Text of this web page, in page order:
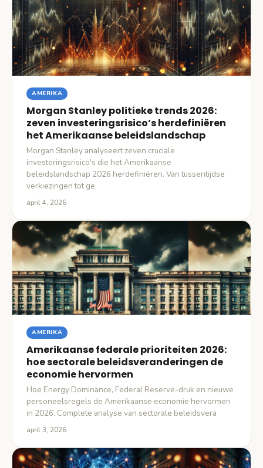
AMERIKA
Morgan Stanley politieke trends 2026:
zeven investeringsrisico’s herdefiniëren
het Amerikaanse beleidslandschap
Morgan Stanley analyseert zeven cruciale
investeringsrisico's die het Amerikaanse
beleidslandschap 2026 herdefiniëren. Van tussentijdse
verkiezingen tot ge
april 4, 2026
AMERIKA
Amerikaanse federale prioriteiten 2026:
hoe sectorale beleidsveranderingen de
economie hervormen
Hoe Energy Dominance, Federal Reserve-druk en nieuwe
personeelsregels de Amerikaanse economie hervormen
in 2026. Complete analyse van sectorale beleidsvera
april 3, 2026